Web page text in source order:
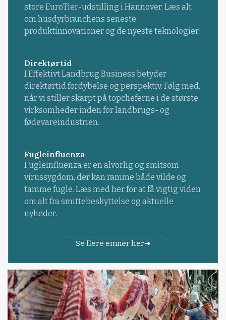
store EuroTier-udstilling i Hannover. Læs alt
om husdyrbranchens seneste
produktinnovationer og de nyeste teknologier.
Direktørtid
I Effektivt Landbrug Business betyder
direktørtid fordybelse og perspektiv. Følg med,
når vi stiller skarpt på topcheferne i de største
virksomheder inden for landbrugs- og
fødevareindustrien.
Fugleinfluenza
Fugleinfluenza er en alvorlig og smitsom
virussygdom, der kan ramme både vilde og
tamme fugle. Læs med her for at få vigtig viden
om alt fra smittebeskyttelse og aktuelle
nyheder.
Se flere emner her